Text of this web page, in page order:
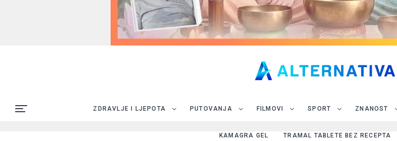
ZDRAVLJE I LJEPOTA PUTOVANJA FILMOVI SPORT ZNANOST
KAMAGRA GEL TRAMAL TABLETE BEZ RECEPTA